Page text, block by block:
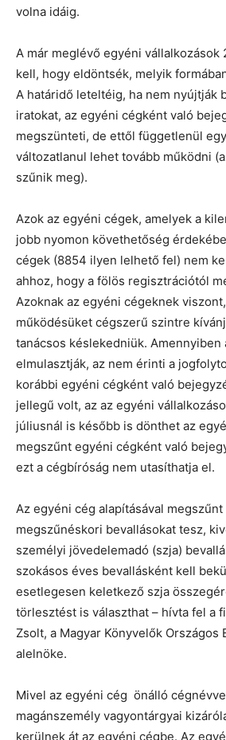
volna idáig.
A már meglévő egyéni vállalkozások
kell, hogy eldöntsék, melyik
A határidő leteltéig, ha nem nyújtják
iratokat, az egyéni cégként való
megszünteti, de ettől függetlenül
változatlanul lehet tovább működni
szűnik meg).
Azok az egyéni cégek, amelyek a
jobb nyomon követhetőség
cégek (8854 ilyen lelhető fel) nem
ahhoz, hogy a fölös regisztrációtól
Azoknak az egyéni cégeknek
működésüket cégszerű szintre
tanácsos késlekedniük. Amennyiben
elmulasztják, az nem érinti a
korábbi egyéni cégként való
jellegű volt, az az egyéni
júliusnál is később is dönthet az
megszűnt egyéni cégként való
ezt a cégbíróság nem utasíthatja el.
Az egyéni cég alapításával
megszűnéskori bevallásokat tesz,
személyi jövedelemadó (szja)
szokásos éves bevallásként kell
esetlegesen keletkező szja
törlesztést is választhat – hívta fel a
Zsolt, a Magyar Könyvelők Országos
alelnöke.
Mivel az egyéni cég önálló
magánszemély vagyontárgyai
kerülnek át az egyéni cégbe. Az